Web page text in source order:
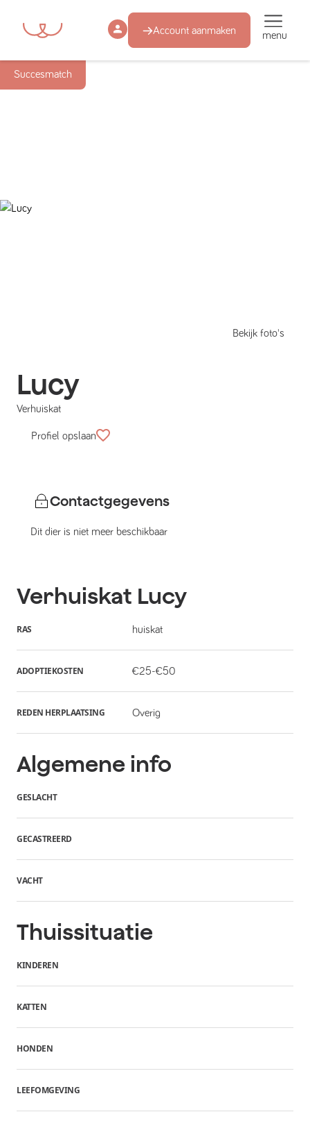
Account aanmaken menu
Succesmatch
Bekijk foto's
Lucy
Verhuiskat
Profiel opslaan
Contactgegevens
Dit dier is niet meer beschikbaar
Verhuiskat Lucy
RAS huiskat
ADOPTIEKOSTEN €25-€50
REDEN HERPLAATSING Overig
Algemene info
GESLACHT
GECASTREERD
VACHT
Thuissituatie
KINDEREN
KATTEN
HONDEN
LEEFOMGEVING